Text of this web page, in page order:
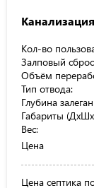
Кол-во
Залповый
Объём
Тип отвода:
Глубина
Габариты
Вес:
Цена
Цена септика